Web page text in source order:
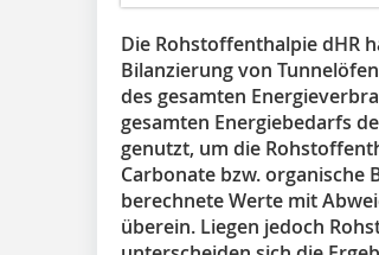
Die Rohstoffenthalpie dHR
Bilanzierung von
des gesamten
gesamten Energiebedarfs
genutzt, um die
Carbonate bzw. organische
berechnete Werte mit
überein. Liegen jedoch